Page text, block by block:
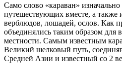
Само слово «караван»
путешествующих вместе, а
верблюдов, лошадей, ослов. Как
объединялись таким образом
местности. Самым известным
Великий шелковый путь,
Средней Азии и известный со 2